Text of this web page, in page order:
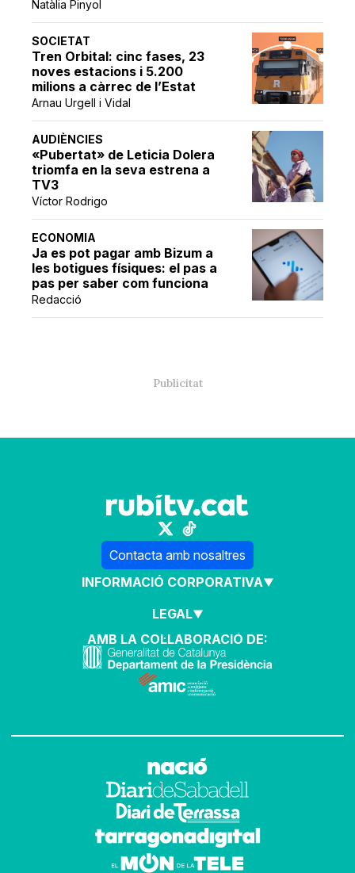
Natàlia Pinyol
SOCIETAT
Tren Orbital: cinc fases, 23
noves estacions i 5.200
milions a càrrec de l’Estat
Arnau Urgell i Vidal
AUDIÈNCIES
«Pubertat» de Leticia Dolera
triomfa en la seva estrena a
TV3
Víctor Rodrigo
ECONOMIA
Ja es pot pagar amb Bizum a
les botigues físiques: el pas a
pas per saber com funciona
Redacció
Contacta amb nosaltres
INFORMACIÓ CORPORATIVA
LEGAL
AMB LA COL·LABORACIÓ DE: